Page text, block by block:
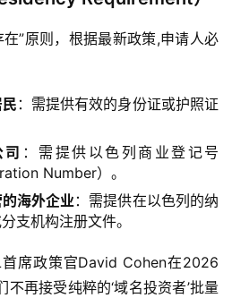
”原则，根据最新政策,申请人必
：需提供有效的身份证或护照证
：需提供以色列商业登记号
Number）。
海外企业：需提供在以色列的纳
支机构注册文件。
首席政策官David Cohen在2026
再接受纯粹的‘域名投资者’批量